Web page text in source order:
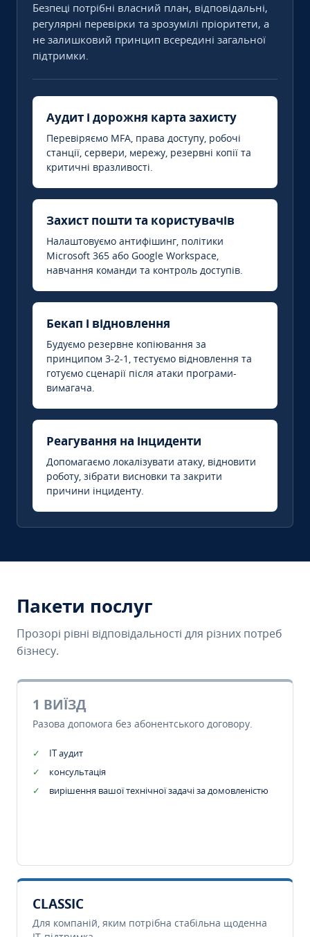
Безпеці потрібні власний план, відповідальні,
регулярні перевірки та зрозумілі пріоритети, а
не залишковий принцип всередині загальної
підтримки.
Аудит і дорожня карта захисту
Перевіряємо MFA, права доступу, робочі
станції, сервери, мережу, резервні копії та
критичні вразливості.
Захист пошти та користувачів
Налаштовуємо антифішинг, політики
Microsoft 365 або Google Workspace,
навчання команди та контроль доступів.
Бекап і відновлення
Будуємо резервне копіювання за
принципом 3-2-1, тестуємо відновлення та
готуємо сценарії після атаки програми-
вимагача.
Реагування на інциденти
Допомагаємо локалізувати атаку, відновити
роботу, зібрати висновки та закрити
причини інциденту.
Пакети послуг
Прозорі рівні відповідальності для різних потреб
бізнесу.
1 ВИЇЗД
Разова допомога без абонентського договору.
IT аудит
консультація
вирішення вашої технічної задачі за домовленістю
CLASSIC
Для компаній, яким потрібна стабільна щоденна